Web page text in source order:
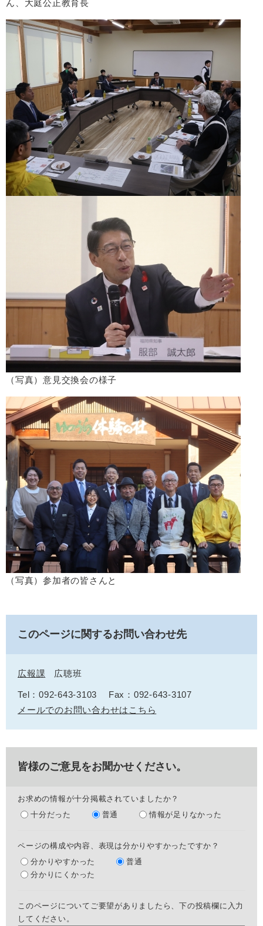
ん、大庭公正教育長​​
（写真）意見交換会の様子
（写真）参加者の皆さんと
このページに関するお問い合わせ先
広報課 広聴班
Tel：092-643-3103
Fax：092-643-3107
メールでのお問い合わせはこちら
皆様のご意見をお聞かせください。
お求めの情報が十分掲載されていましたか？
十分だった
普通 情報が足りなかった
ページの構成や内容、表現は分かりやすかったですか？
分かりやすかった
普通
分かりにくかった
このページについてご要望がありましたら、下の投稿欄に入力
してください。